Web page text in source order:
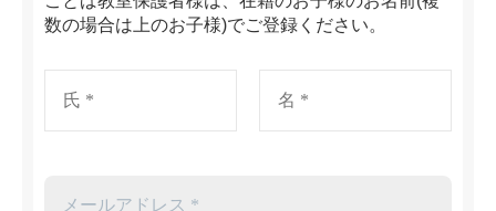
数の場合は上のお子様)でご登録ください。